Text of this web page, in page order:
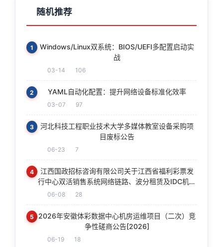
随机推荐
1
Windows/Linux双系统：BIOS/UEFI多配置启动实
战
03-14 106
2 YAML自动化配置：提升网络设备标准化效率
03-07 97
3
河北科技工程职业技术大学多媒体教室设备采购项
目废标公告
06-23 7
4
江西国政招标咨询有限公司关于江西省福利彩票发
行中心双活销售系统网络链路、波分租赁及IDC机房
托管服务采购项目（采购编号：JXGZ2026-05-
交公告
06-08 28
5
2026年安徽体彩数据中心机房运维项目（二次）竞
争性磋商公告[2026]
06-19 18